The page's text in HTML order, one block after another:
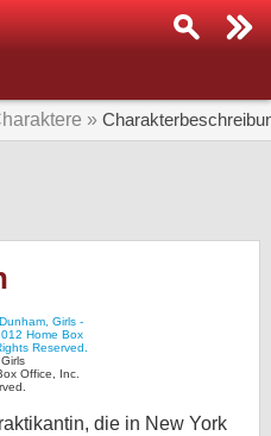
»
Office, Inc.
die in New York
suchen...